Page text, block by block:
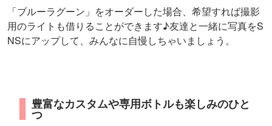
「ブルーラグーン」をオーダーした場合、希望すれば撮影
用のライトも借りることができます♪友達と一緒に写真をS
NSにアップして、みんなに自慢しちゃいましょう。
豊富なカスタムや専用ボトルも楽しみのひと
つ